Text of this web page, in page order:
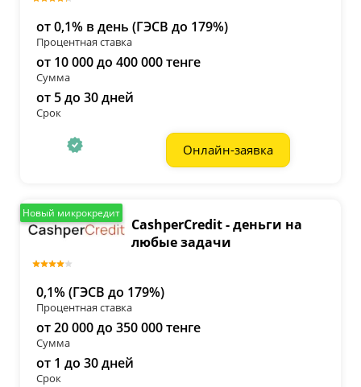
от 0,1% в день (ГЭСВ до 179%)
Процентная ставка
от 10 000 до 400 000 тенге
Сумма
от 5 до 30 дней
Срок
Онлайн-заявка
Новый микрокредит
CashperCredit - деньги на
любые задачи
0,1% (ГЭСВ до 179%)
Процентная ставка
от 20 000 до 350 000 тенге
Сумма
от 1 до 30 дней
Срок